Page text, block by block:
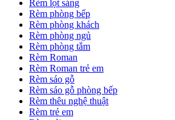
Rèm lọt sáng
Rèm phòng bếp
Rèm phòng khách
Rèm phòng ngủ
Rèm phòng tắm
Rèm Roman
Rèm Roman trẻ em
Rèm sáo gỗ
Rèm sáo gỗ phòng bếp
Rèm thêu nghệ thuật
Rèm trẻ em